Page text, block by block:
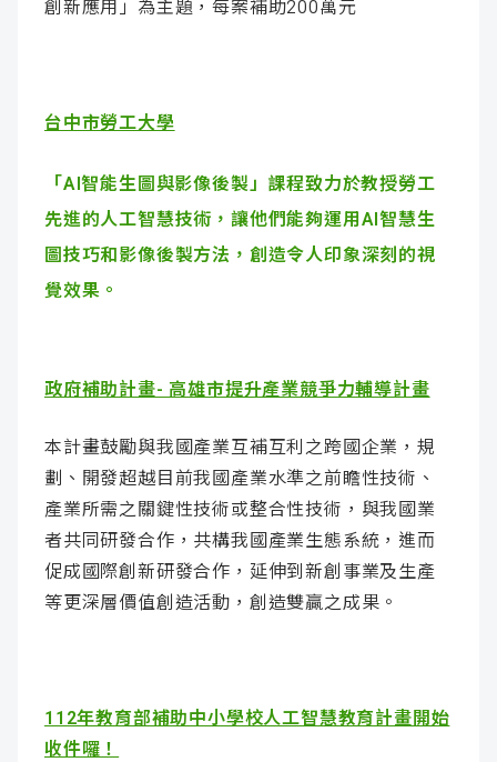
創新應用」為主題，每案補助200萬元
台中市勞工大學
「AI智能生圖與影像後製」課程致力於教授勞工
先進的人工智慧技術，讓他們能夠運用AI智慧生
圖技巧和影像後製方法，創造令人印象深刻的視
覺效果。
政府補助計畫- 高雄市提升產業競爭力輔導計畫
本計畫鼓勵與我國產業互補互利之跨國企業，規
劃、開發超越目前我國產業水準之前瞻性技術、
產業所需之關鍵性技術或整合性技術，與我國業
者共同研發合作，共構我國產業生態系統，進而
促成國際創新研發合作，延伸到新創事業及生產
等更深層價值創造活動，創造雙贏之成果。
112年教育部補助中小學校人工智慧教育計畫開始
收件囉！